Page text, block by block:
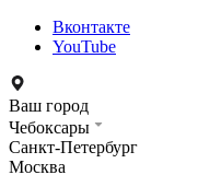
Вконтакте
YouTube
Ваш город
Чебоксары
Санкт-Петербург
Москва